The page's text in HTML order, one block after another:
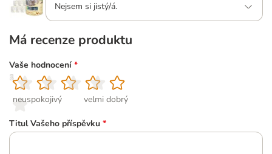
Nejsem si jistý/á.
Má recenze produktu
Vaše hodnocení *
1
neuspokojivý
2
3
4
5
velmi dobrý
Titul Vašeho příspěvku *